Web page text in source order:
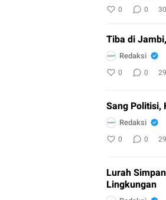
0 0
Tiba di
Redaksi
0 0
Sang Politisi,
Redaksi
0 0
Lurah
Lingkungan